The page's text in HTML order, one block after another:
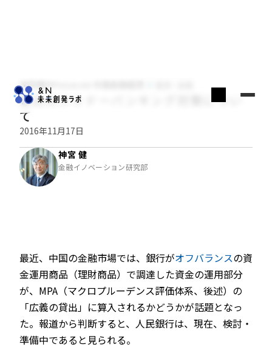
JP EN
神宮健のFocus on 中国金融経済
最近のシャドーバンキング対策につい
て
2016年11月17日
神宮 健
金融イノベーション研究部
最近、中国の金融市場では、銀行がオフバランスの資
金運用商品（理財商品）で調達した資金の運用部分
が、MPA（マクロプルーデンス評価体系、後述）の
「広義の貸出」に算入されるかどうかが話題となっ
た。報道から判断すると、人民銀行は、現在、検討・
準備中であると見られる。